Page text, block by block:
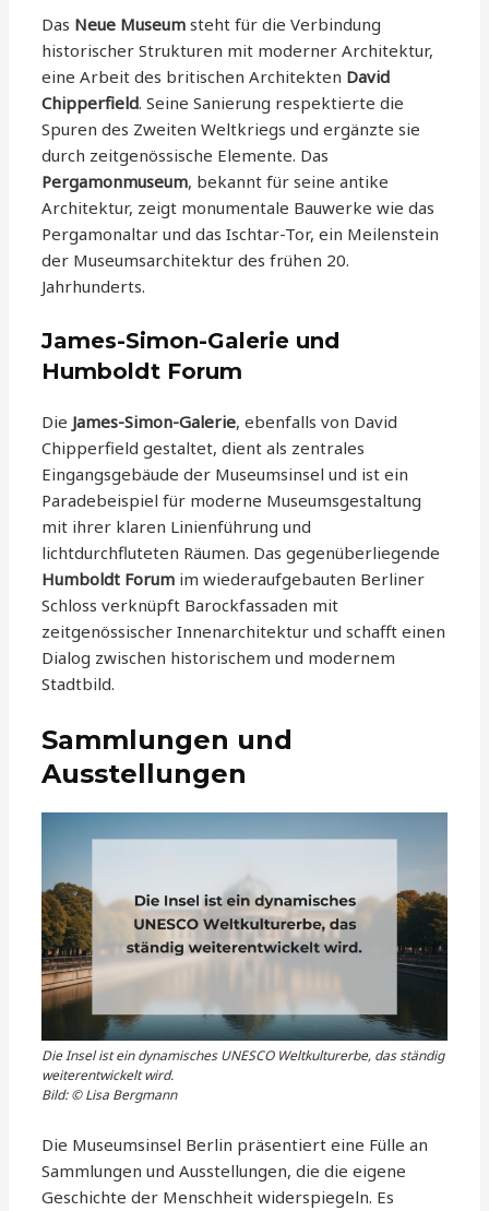
Das Neue Museum steht für die Verbindung
historischer Strukturen mit moderner Architektur,
eine Arbeit des britischen Architekten David
Chipperfield. Seine Sanierung respektierte die
Spuren des Zweiten Weltkriegs und ergänzte sie
durch zeitgenössische Elemente. Das
Pergamonmuseum, bekannt für seine antike
Architektur, zeigt monumentale Bauwerke wie das
Pergamonaltar und das Ischtar-Tor, ein Meilenstein
der Museumsarchitektur des frühen 20.
Jahrhunderts.
James-Simon-Galerie und
Humboldt Forum
Die James-Simon-Galerie, ebenfalls von David
Chipperfield gestaltet, dient als zentrales
Eingangsgebäude der Museumsinsel und ist ein
Paradebeispiel für moderne Museumsgestaltung
mit ihrer klaren Linienführung und
lichtdurchfluteten Räumen. Das gegenüberliegende
Humboldt Forum im wiederaufgebauten Berliner
Schloss verknüpft Barockfassaden mit
zeitgenössischer Innenarchitektur und schafft einen
Dialog zwischen historischem und modernem
Stadtbild.
Sammlungen und
Ausstellungen
Die Insel ist ein dynamisches UNESCO Weltkulturerbe, das ständig
weiterentwickelt wird.
Bild: © Lisa Bergmann
Die Museumsinsel Berlin präsentiert eine Fülle an
Sammlungen und Ausstellungen, die die eigene
Geschichte der Menschheit widerspiegeln. Es